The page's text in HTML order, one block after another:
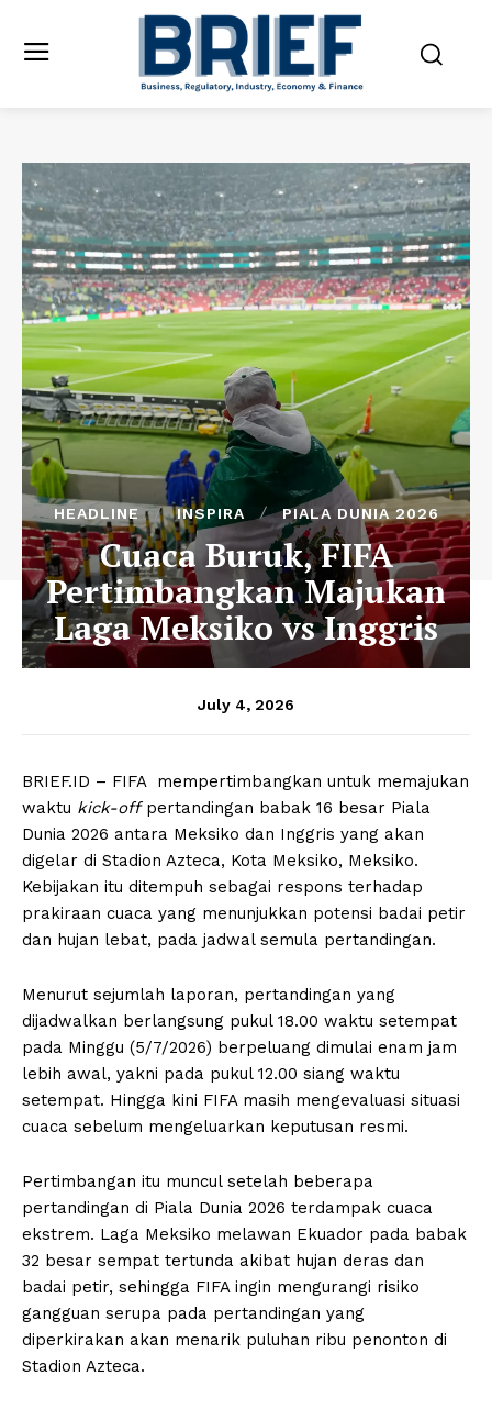
HEADLINE INSPIRA PIALA DUNIA 2026
Cuaca Buruk, FIFA
Pertimbangkan Majukan
Laga Meksiko vs Inggris
July 4, 2026
BRIEF.ID – FIFA mempertimbangkan untuk memajukan
waktu kick-offpertandingan babak 16 besar Piala
Dunia 2026 antara Meksiko dan Inggris yang akan
digelar di Stadion Azteca, Kota Meksiko, Meksiko.
Kebijakan itu ditempuh sebagai respons terhadap
prakiraan cuaca yang menunjukkan potensi badai petir
dan hujan lebat, pada jadwal semula pertandingan.
Menurut sejumlah laporan, pertandingan yang
dijadwalkan berlangsung pukul 18.00 waktu setempat
pada Minggu (5/7/2026) berpeluang dimulai enam jam
lebih awal, yakni pada pukul 12.00 siang waktu
setempat. Hingga kini FIFA masih mengevaluasi situasi
cuaca sebelum mengeluarkan keputusan resmi.
Pertimbangan itu muncul setelah beberapa
pertandingan di Piala Dunia 2026 terdampak cuaca
ekstrem. Laga Meksiko melawan Ekuador pada babak
32 besar sempat tertunda akibat hujan deras dan
badai petir, sehingga FIFA ingin mengurangi risiko
gangguan serupa pada pertandingan yang
diperkirakan akan menarik puluhan ribu penonton di
Stadion Azteca.